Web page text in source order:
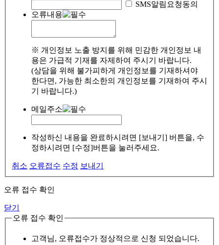
SMS알림요청동의
오류내용
※ 개인정보 노출 방지를 위해 민감한 개인정보 내
용은 가급적 기재를 자제하여 주시기 바랍니다.
(상담을 위해 불가피하게 개인정보를 기재하셔야
한다면, 가능한 최소한의 개인정보를 기재하여 주시
기 바랍니다.)
메일주소
작성하신 내용을 완료하시려면 [보내기] 버튼을, 수
정하시려면 [수정]버튼을 눌러주세요.
취소 오류접수 수정 보내기
오류 접수 확인
닫기
오류 접수 확인
고객님, 오류접수가 정상적으로 신청 되었습니다.